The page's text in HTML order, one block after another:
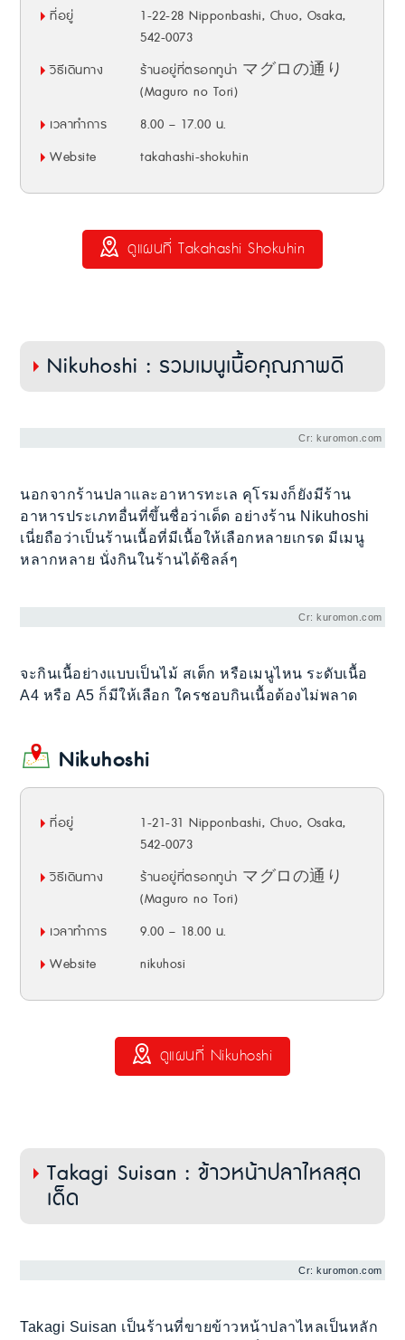
ที่อยู่
1-22-28 Nipponbashi, Chuo, Osaka,
542-0073
วิธีเดินทาง
ร้านอยู่ที่ตรอกทูน่า マグロの通り
(Maguro no Tori)
เวลาทำการ
8.00 – 17.00 น.
Website
takahashi-shokuhin
ดูแผนที่ Takahashi Shokuhin
Nikuhoshi : รวมเมนูเนื้อคุณภาพดี
Cr: kuromon.com
นอกจากร้านปลาและอาหารทะเล คุโรมงก็ยังมีร้าน
อาหารประเภทอื่นที่ขึ้นชื่อว่าเด็ด อย่างร้าน Nikuhoshi
เนี่ยถือว่าเป็นร้านเนื้อที่มีเนื้อให้เลือกหลายเกรด มีเมนู
หลากหลาย นั่งกินในร้านได้ชิลล์ๆ
Cr: kuromon.com
จะกินเนื้อย่างแบบเป็นไม้ สเต็ก หรือเมนูไหน ระดับเนื้อ
A4 หรือ A5 ก็มีให้เลือก ใครชอบกินเนื้อต้องไม่พลาด
Nikuhoshi
ที่อยู่
1-21-31 Nipponbashi, Chuo, Osaka,
542-0073
วิธีเดินทาง
ร้านอยู่ที่ตรอกทูน่า マグロの通り
(Maguro no Tori)
เวลาทำการ
9.00 – 18.00 น.
Website
nikuhosi
ดูแผนที่ Nikuhoshi
Takagi Suisan : ข้าวหน้าปลาไหลสุด
เด็ด
Cr: kuromon.com
Takagi Suisan เป็นร้านที่ขายข้าวหน้าปลาไหลเป็นหลัก